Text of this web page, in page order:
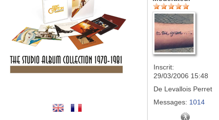
Inscrit:
29/03/2006 15:48
De Levallois Perret
Messages: 1014